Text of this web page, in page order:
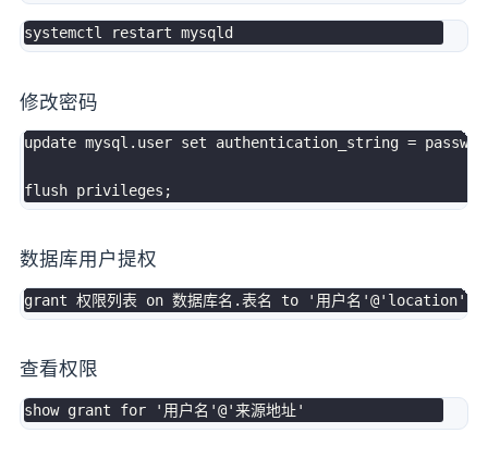
修改密码
update mysql . user set authentication_string =
flush privileges ;
数据库用户提权
grant 权限列表 on 数据库名 .表名 to '用户名'@'location'
查看权限
show grant for '用户名'@'来源地址'